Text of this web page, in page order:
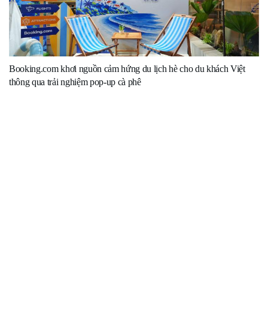
Booking.com khơi nguồn cảm hứng du lịch hè cho du khách Việt
thông qua trải nghiệm pop-up cà phê